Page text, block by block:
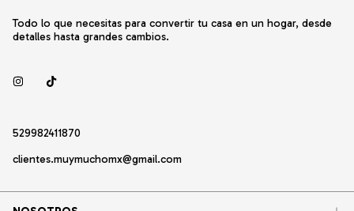
Todo lo que necesitas para convertir tu casa en un hogar, desde
detalles hasta grandes cambios.
529982411870
clientes.muymuchomx@gmail.com